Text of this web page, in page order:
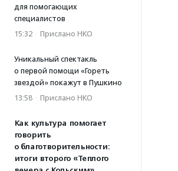
для помогающих
специалистов
15:32 · Прислано НКО
Уникальный спектакль
о первой помощи «Гореть
звездой» покажут в Пушкино
13:58 · Прислано НКО
Как культура помогает
говорить
о благотворительности:
итоги второго «Теплого